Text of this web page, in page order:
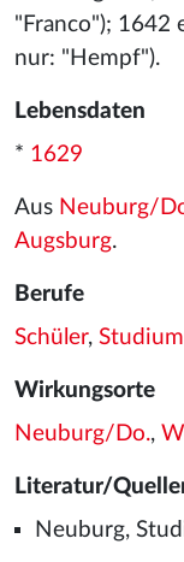
"Franco"); 1642
nur: "Hempf").
Lebensdaten
* 1629
Aus Neuburg/
Augsburg.
Berufe
Schüler, Studium
Wirkungsorte
Neuburg/Do.,
Literatur/
Neuburg,